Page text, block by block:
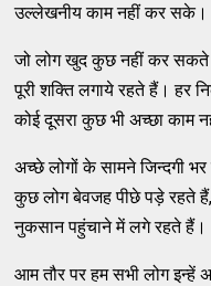
उल्लेखनीय काम नहीं कर सके।
जो लोग खुद कुछ नहीं कर सकते
पूरी शक्ति लगाये रहते हैं। हर
कोई दूसरा कुछ भी अच्छा काम
अच्छे लोगों के सामने जिन्दगी
कुछ लोग बेवजह पीछे पड़े रहते
नुकसान पहुंचाने में लगे रहते हैं।
आम तौर पर हम सभी लोग इन्हें